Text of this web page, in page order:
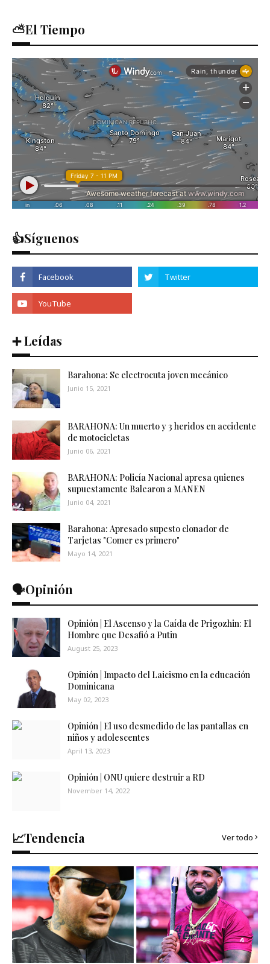
⛅El Tiempo
👍Síguenos
➕ Leídas
Barahona: Se electrocuta joven mecánico
Junio 15, 2021
BARAHONA: Un muerto y 3 heridos en accidente
de motocicletas
Junio 06, 2021
BARAHONA: Policía Nacional apresa quienes
supuestamente Balearon a MANEN
Junio 04, 2021
Barahona: Apresado supesto clonador de
Tarjetas "Comer es primero"
Mayo 14, 2021
🗣️Opinión
Opinión | El Ascenso y la Caída de Prigozhin: El
Hombre que Desafió a Putin
August 25, 2023
Opinión | Impacto del Laicismo en la educación
Dominicana
May 02, 2023
Opinión | El uso desmedido de las pantallas en
niños y adolescentes
April 13, 2023
Opinión | ONU quiere destruir a RD
November 14, 2022
📈Tendencia Ver todo